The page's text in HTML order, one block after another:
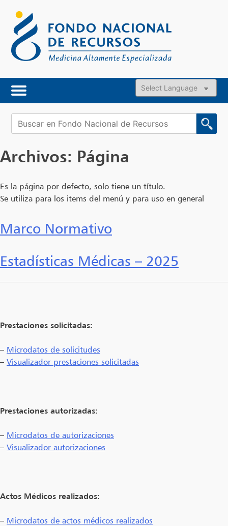
content
Powered by
Buscar:
Archivos: Página
Es la página por defecto, solo tiene un título.
Se utiliza para los items del menú y para uso en general
Marco Normativo
Estadísticas Médicas – 2025
Prestaciones solicitadas:
– Microdatos de solicitudes
– Visualizador prestaciones solicitadas
Prestaciones autorizadas:
– Microdatos de autorizaciones
– Visualizador autorizaciones
Actos Médicos realizados:
– Microdatos de actos médicos realizados